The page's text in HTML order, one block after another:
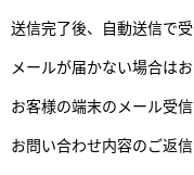
送信完了後、自動送信で
メールが届かない場合は
お客様の端末のメール受
お問い合わせ内容のご返